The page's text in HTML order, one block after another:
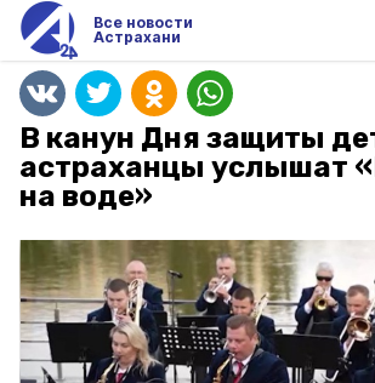
Все новости
Астрахани
В канун Дня защиты
астраханцы услышат
на воде»